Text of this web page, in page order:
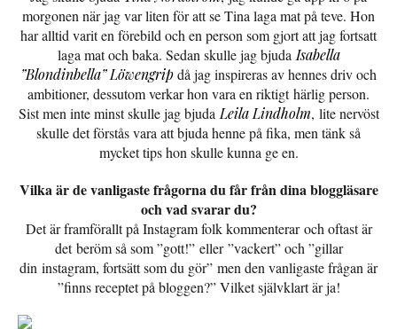
morgonen när jag var liten för att se Tina laga mat på teve. Hon
har alltid varit en förebild och en person som gjort att jag fortsatt
laga mat och baka. Sedan skulle jag bjudaIsabella
”Blondinbella” Löwengripdå jag inspireras av hennes driv och
ambitioner, dessutom verkar hon vara en riktigt härlig person.
Sist men inte minst skulle jag bjudaLeila Lindholm, lite nervöst
skulle det förstås vara att bjuda henne på fika, men tänk så
mycket tips hon skulle kunna ge en.
Vilka är de vanligaste frågorna du får från dina bloggläsare
och vad svarar du?
Det är framförallt på Instagram folk kommenterar och oftast är
det beröm så som ”gott!” eller ”vackert” och ”gillar
din instagram, fortsätt som du gör” men den vanligaste frågan är
”finns receptet på bloggen?” Vilket självklart är ja!